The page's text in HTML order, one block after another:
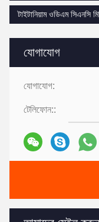
যোগাযোগ
যোগাযোগ:
টেলিফোন::
টাইটানিয়াম ওডিএম সিএনসি